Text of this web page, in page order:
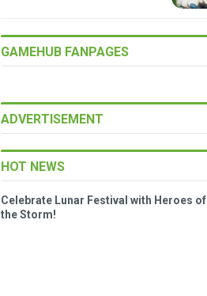
GAMEHUB FANPAGES
ADVERTISEMENT
HOT NEWS
Celebrate Lunar Festival with Heroes of
the Storm!